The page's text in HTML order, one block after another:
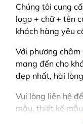
Chúng tôi cung
logo + chữ + tên
khách hàng yêu
Với phương
mang đến cho
đẹp nhất, hài
Vui lòng liên hệ
mẫu, thiết kế